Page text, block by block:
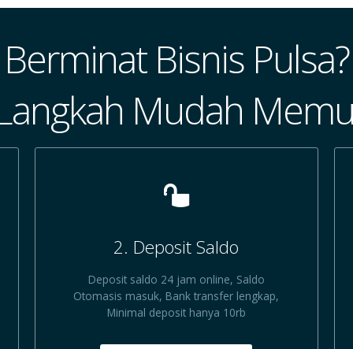
Berminat Bisnis Pulsa?
Mudah
2. Deposit Saldo
Deposit saldo 24 jam online, Saldo
Otomasis masuk, Bank transfer lengkap,
Minimal deposit hanya 10rb